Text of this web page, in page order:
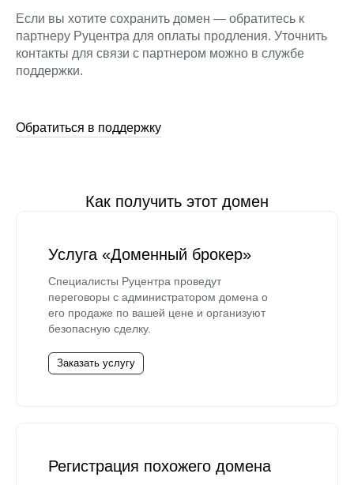
Если вы хотите сохранить домен — обратитесь к
партнеру Руцентра для оплаты продления. Уточнить
контакты для связи с партнером можно в службе
поддержки.
Обратиться в поддержку
Как получить этот домен
Услуга «Доменный брокер»
Специалисты Руцентра проведут
переговоры с администратором домена о
его продаже по вашей цене и организуют
безопасную сделку.
Заказать услугу
Регистрация похожего домена